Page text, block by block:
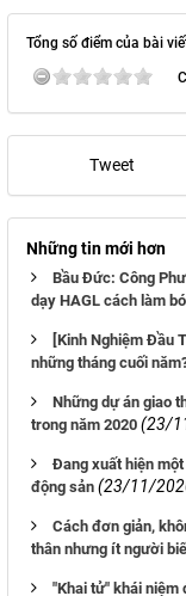
Tổng số điểm của bài
Tweet
Những tin mới hơn
Bầu Đức: Công
dạy HAGL cách làm
[Kinh Nghiệm Đầu
những tháng cuối
Những dự án giao
trong năm 2020 (23/
Đang xuất hiện
động sản (23/11/
Cách đơn giản,
thân nhưng ít người
"Khai tử" khái